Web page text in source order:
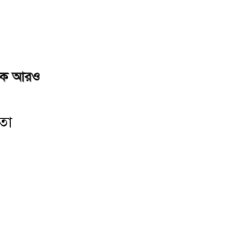
আরও